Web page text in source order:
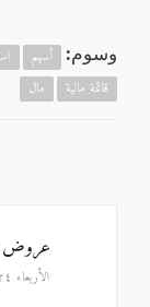
وسوم: أسهم
قائمة مالية
مال
عروض
الأربعاء ٢٠٢١/٠٢/٢٤ في ١:٠٤ صباحًا